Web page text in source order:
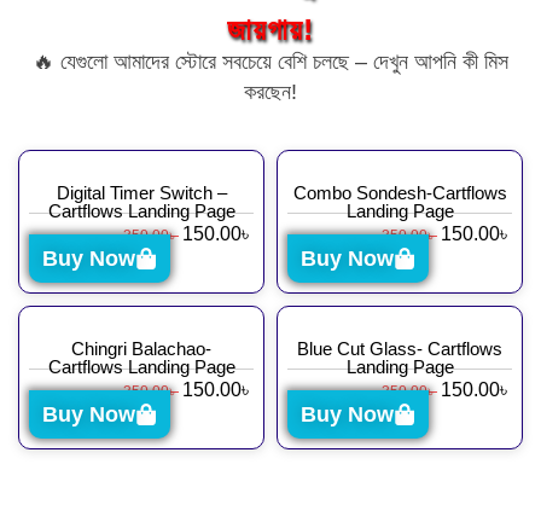
জায়গায়!
🔥 যেগুলো আমাদের স্টোরে সবচেয়ে বেশি চলছে – দেখুন আপনি কী মিস
করছেন!
Digital Timer Switch –
Cartflows Landing Page
350.00৳ 150.00৳
Buy Now
Combo Sondesh-Cartflows
Landing Page
350.00৳ 150.00৳
Buy Now
Chingri Balachao-
Cartflows Landing Page
350.00৳ 150.00৳
Buy Now
Blue Cut Glass- Cartflows
Landing Page
350.00৳ 150.00৳
Buy Now